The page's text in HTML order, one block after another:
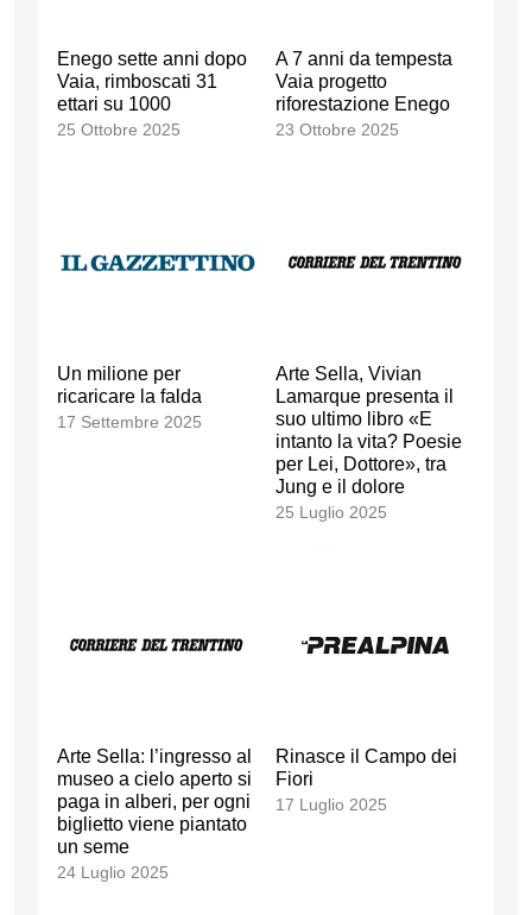
Enego sette anni dopo
Vaia, rimboscati 31
ettari su 1000
25 Ottobre 2025
A 7 anni da tempesta
Vaia progetto
riforestazione Enego
23 Ottobre 2025
Un milione per
ricaricare la falda
17 Settembre 2025
Arte Sella, Vivian
Lamarque presenta il
suo ultimo libro «E
intanto la vita? Poesie
per Lei, Dottore», tra
Jung e il dolore
25 Luglio 2025
Arte Sella: l’ingresso al
museo a cielo aperto si
paga in alberi, per ogni
biglietto viene piantato
un seme
24 Luglio 2025
Rinasce il Campo dei
Fiori
17 Luglio 2025